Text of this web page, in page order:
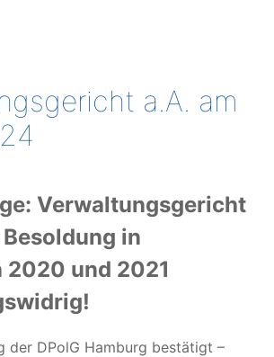
a.A. am
Verwaltungsgericht
in
2020 und 2021
der DPolG Hamburg bestätigt –